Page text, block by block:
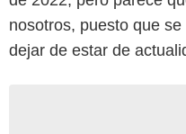
nosotros, puesto que
dejar de estar de